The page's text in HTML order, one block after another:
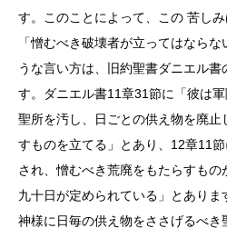
す。このことによって、この 苦しみ
「憎むべき破壊者が立ってはなら
うな言い方は、旧約聖書ダニエル
す。ダニエル書11章31節に「彼は
聖所を汚し、日ごとの供え物を廃止
すものを立てる」とあり、12章11
され、憎むべき荒廃をもたらすも
九十日が定められている」とあり
神様に日毎の供え物をささげるべき